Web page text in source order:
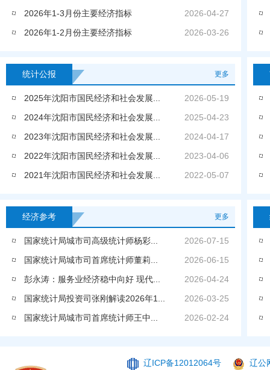
2026-04-27
2026年1-3月份主要经济指标
2026-03-26
2026年1-2月份主要经济指标
统计公报 更多
2026-05-19
2025年沈阳市国民经济和社会发展...
2025-04-23
2024年沈阳市国民经济和社会发展...
2024-04-17
2023年沈阳市国民经济和社会发展...
2023-04-06
2022年沈阳市国民经济和社会发展...
2022-05-07
2021年沈阳市国民经济和社会发展...
经济参考 更多
2026-07-15
国家统计局城市司高级统计师杨彩...
2026-06-15
国家统计局城市司首席统计师董莉...
2026-04-24
彭永涛：服务业经济稳中向好 现代...
2026-03-25
国家统计局投资司张刚解读2026年1...
2026-02-24
国家统计局城市司首席统计师王中...
辽ICP备12012064号
辽公